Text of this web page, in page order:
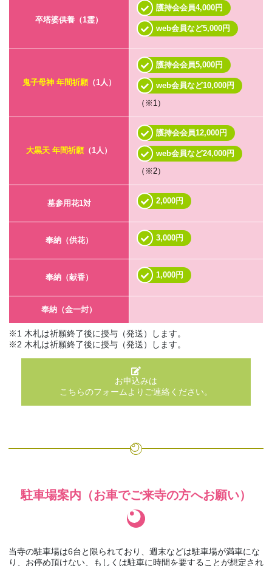
卒塔婆供養（1霊）
護持会会員4,000円
web会員など5,000円
鬼子母神 年間祈願（1人）
護持会会員5,000円
web会員など10,000円
（※1）
大黒天 年間祈願（1人）
護持会会員12,000円
web会員など24,000円
（※2）
墓参用花1対 2,000円
奉納（供花） 3,000円
奉納（献香） 1,000円
奉納（金一封）
※1 木札は祈願終了後に授与（発送）します。
※2 木札は祈願終了後に授与（発送）します。
お申込みは
こちらのフォームよりご連絡ください。
駐車場案内（お車でご来寺の方へお願い）
当寺の駐車場は6台と限られており、週末などは駐車場が満車にな
り、お停め頂けない、もしくは駐車に時間を要することが想定され